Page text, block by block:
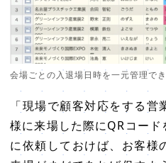
会場ごとの入退場日時を一元管理でき
「現場で顧客対応をする
様に来場した際にQRコー
に依頼しておけば、お客様